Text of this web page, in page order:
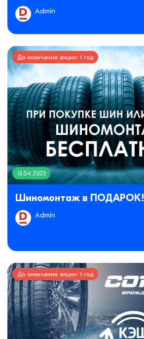
Admin
До окончания акции: 1 год
13.04.2023
Шиномонтаж в ПОДАРОК!
Admin
До окончания акции: 1 год